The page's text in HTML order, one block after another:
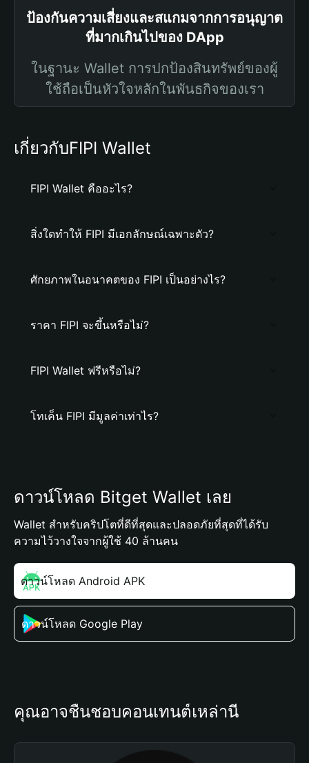
ป้องกันความเสี่ยงและสแกมจากการอนุญาต
ที่มากเกินไปของ DApp
ในฐานะ Wallet การปกป้องสินทรัพย์ของผู้
ใช้ถือเป็นหัวใจหลักในพันธกิจของเรา
เกี่ยวกับFIPI Wallet
FIPI Wallet คืออะไร?
สิ่งใดทำให้ FIPI มีเอกลักษณ์เฉพาะตัว?
ศักยภาพในอนาคตของ FIPI เป็นอย่างไร?
ราคา FIPI จะขึ้นหรือไม่?
FIPI Wallet ฟรีหรือไม่?
โทเค็น FIPI มีมูลค่าเท่าไร?
ดาวน์โหลด Bitget Wallet เลย
Wallet สำหรับคริปโตที่ดีที่สุดและปลอดภัยที่สุดที่ได้รับ
ความไว้วางใจจากผู้ใช้ 40 ล้านคน
ดาวน์โหลด Android APK
ดาวน์โหลด Google Play
คุณอาจชื่นชอบคอนเทนต์เหล่านี้